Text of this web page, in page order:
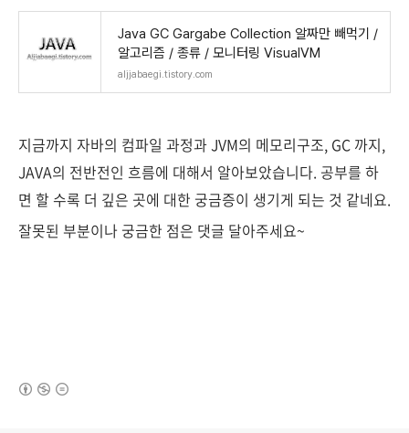
Java GC Gargabe Collection 알짜만 빼먹기 /
알고리즘 / 종류 / 모니터링 VisualVM
aljjabaegi.tistory.com
지금까지 자바의 컴파일 과정과 JVM의 메모리구조, GC 까지,
JAVA의 전반전인 흐름에 대해서 알아보았습니다. 공부를 하
면 할 수록 더 깊은 곳에 대한 궁금증이 생기게 되는 것 같네요.
잘못된 부분이나 궁금한 점은 댓글 달아주세요~